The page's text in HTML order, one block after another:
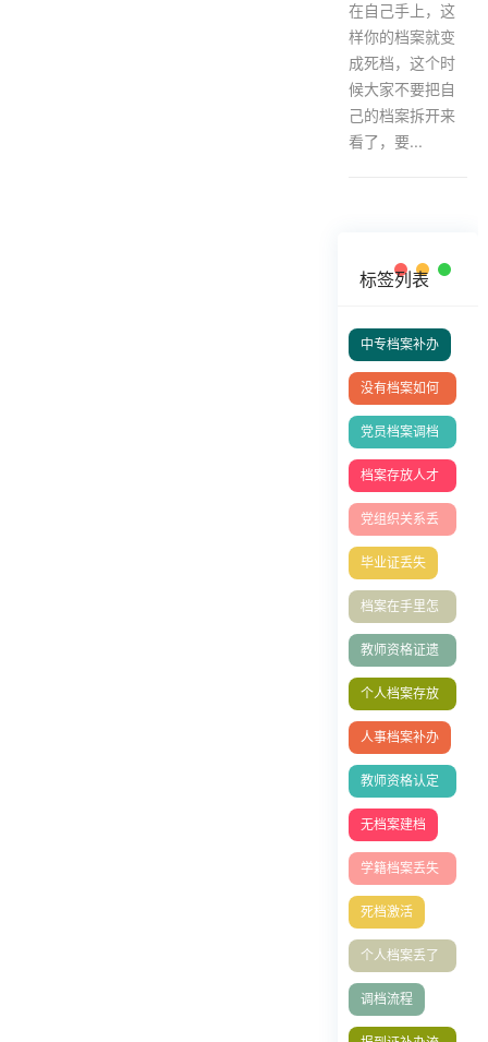
在自己手上，这
样你的档案就变
成死档，这个时
候大家不要把自
己的档案拆开来
看了，要...
标签列表
中专档案补办
没有档案如何
办理退休
党员档案调档
函
档案存放人才
中心
党组织关系丢
了
毕业证丢失
档案在手里怎
么存档？档案
激活
教师资格证遗
失如何补办
个人档案存放
在哪里好
人事档案补办
教师资格认定
表丢失补办
无档案建档
学籍档案丢失
补办
死档激活
个人档案丢了
怎么办？档案
能补办吗
调档流程